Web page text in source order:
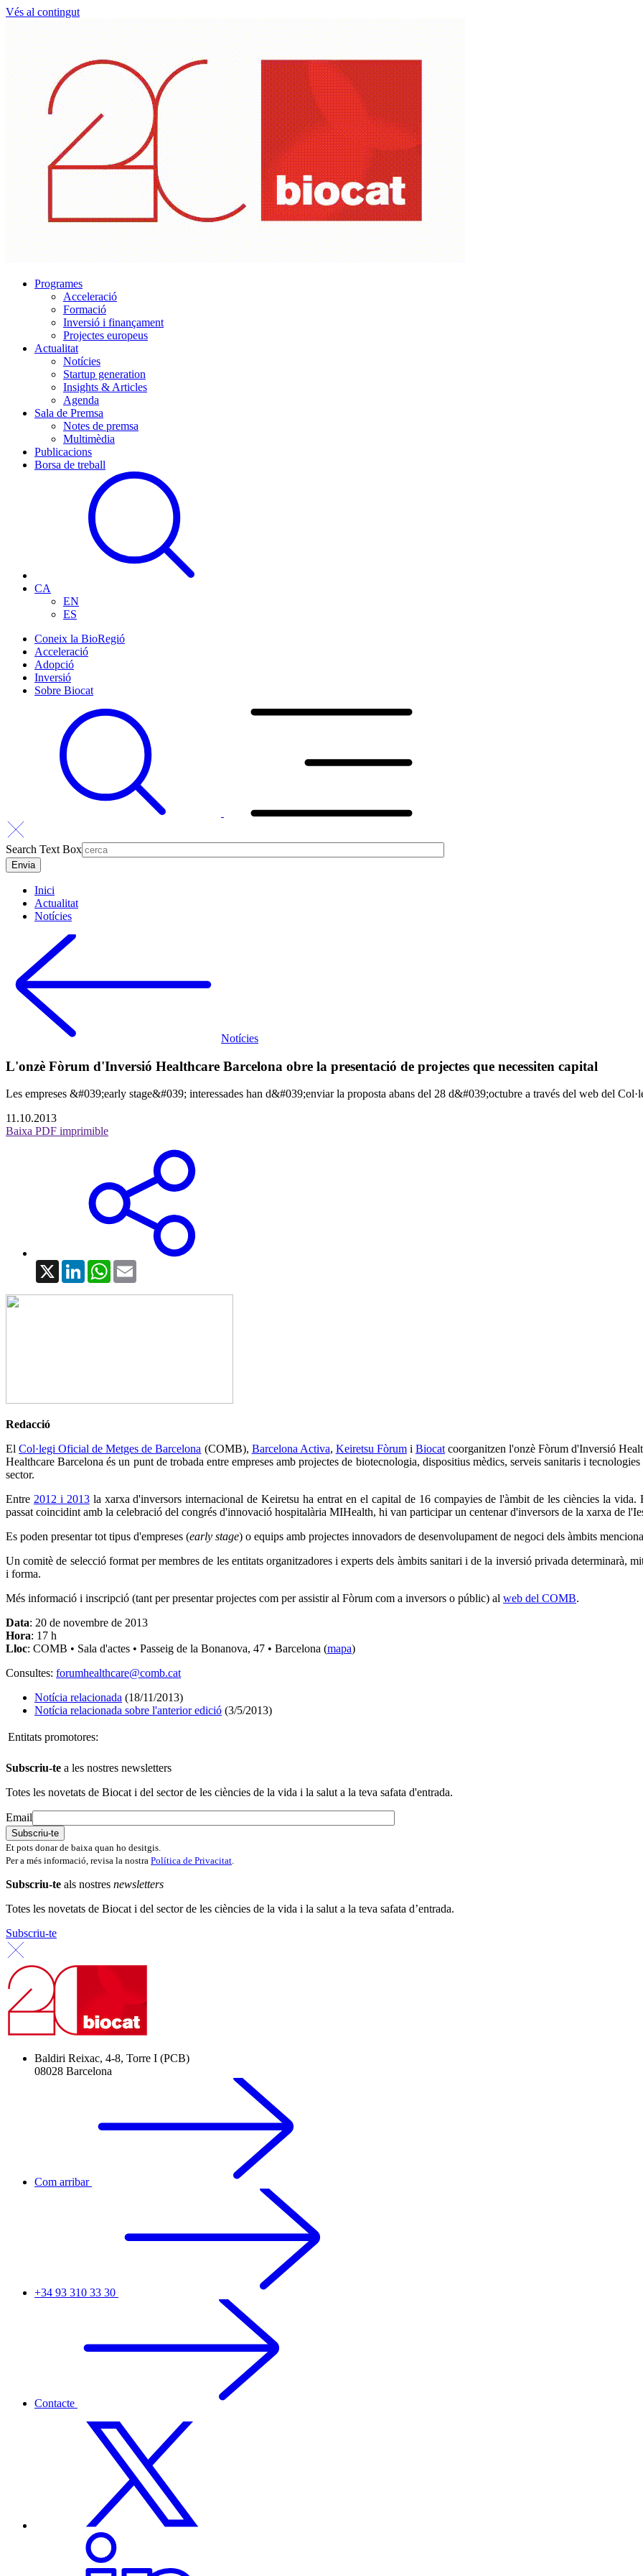
Vés al contingut
Programes
Acceleració
Formació
Inversió i finançament
Projectes europeus
Actualitat
Notícies
Startup generation
Insights & Articles
Agenda
Sala de Premsa
Notes de premsa
Multimèdia
Publicacions
Borsa de treball
CA
EN
ES
Coneix la BioRegió
Acceleració
Adopció
Inversió
Sobre Biocat
Search Text Box
Inici
Actualitat
Notícies
Notícies
L'onzè Fòrum d'Inversió Healthcare Barcelona obre la presentació de projectes que necessiten capital
Les empreses &#039;early stage&#039; interessades han d&#039;enviar la proposta abans del 28 d&#039;octubre a través del web del
11.10.2013
Baixa PDF imprimible
X LinkedInWhatsApp
Redacció
ElCol·legi Oficial de Metges de Barcelona (COMB), Barcelona Activa, Keiretsu Fòrumi Biocatcoorganitzen l'onzè Fòrum d'Inversió
Healthcare Barcelona és un punt de trobada entre empreses amb projectes de biotecnologia, dispositius mèdics, serveis sanitaris i
sector.
Entre 2012 i 2013la xarxa d'inversors internacional de Keiretsu ha entrat en el capital de 16 compayies de l'àmbit de les ciències la vida.
passat coincidint amb la celebració del congrés d'innovació hospitalària MIHealth, hi van participar un centenar d'inversors de la xarxa de
Es poden presentar tot tipus d'empreses (early stage) o equips amb projectes innovadors de desenvolupament de negoci dels àmbits
Un comitè de selecció format per membres de les entitats organitzadores i experts dels àmbits sanitari i de la inversió privada determinarà,
i forma.
Més informació i inscripció (tant per presentar projectes com per assistir al Fòrum com a inversors o públic) al web del COMB.
Data: 20 de novembre de 2013
Hora: 17 h
Lloc: COMB • Sala d'actes • Passeig de la Bonanova, 47 • Barcelona (mapa)
Consultes: forumhealthcare@comb.cat
Notícia relacionada (18/11/2013)
Notícia relacionada sobre l'anterior edició (3/5/2013)
Entitats promotores:
Subscriu-te a les nostres newsletters
Totes les novetats de Biocat i del sector de les ciències de la vida i la salut a la teva safata d'entrada.
Email
Et pots donar de baixa quan ho desitgis.
Per a més informació, revisa la nostra Política de Privacitat.
Subscriu-te als nostres newsletters
Totes les novetats de Biocat i del sector de les ciències de la vida i la salut a la teva safata d’entrada.
Subscriu-te
Baldiri Reixac, 4-8, Torre I (PCB)
08028 Barcelona
Com arribar
+34 93 310 33 30
Contacte